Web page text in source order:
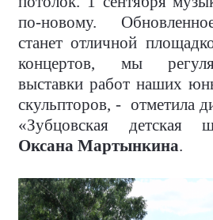
по-новому.
станет отличной
концертов, мы
выставки работ наших
скульпторов, -
«Зубцовская детская
Оксана Мартынкина.